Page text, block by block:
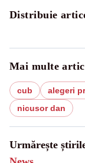
Distribuie
Mai multe
cub alegeri
nicusor dan
Urmărește